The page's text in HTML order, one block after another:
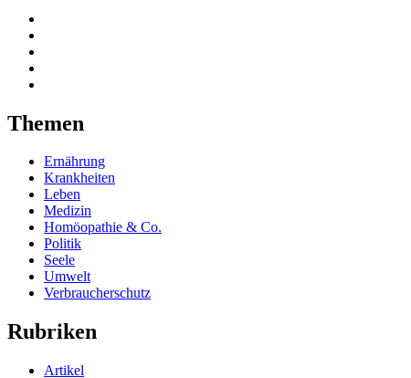
Themen
Ernährung
Krankheiten
Leben
Medizin
Homöopathie & Co.
Politik
Seele
Umwelt
Verbraucherschutz
Rubriken
Artikel